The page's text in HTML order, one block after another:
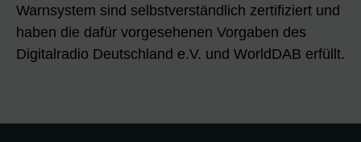
Warnsystem sind selbstverständlich zertifiziert und
haben die dafür vorgesehenen Vorgaben des
Digitalradio Deutschland e.V. und WorldDAB erfüllt.